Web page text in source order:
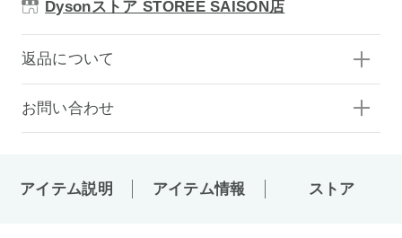
Dysonストア STOREE SAISON店
返品について
お問い合わせ
アイテム説明 アイテム情報 ストア